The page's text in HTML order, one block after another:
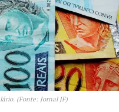
(Fonte: Jornal JF)